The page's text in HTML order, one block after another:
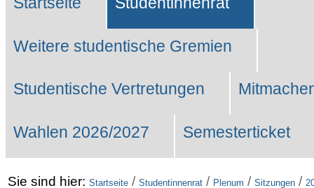
Weitere studentische Gremien
Studentische Vertretungen
Wahlen 2026/2027 Semesterticket
Sie sind hier: Startseite / Studentinnenrat / Plenum / Sitzungen /